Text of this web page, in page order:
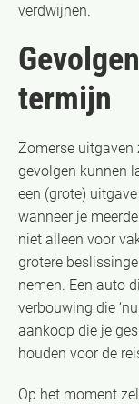
verdwijnen.
termijn
Zomerse
gevolgen kunnen
een (grote)
wanneer je
niet alleen voor
grotere
nemen. Een auto
verbouwing die
aankoop die je
houden voor de
Op het moment